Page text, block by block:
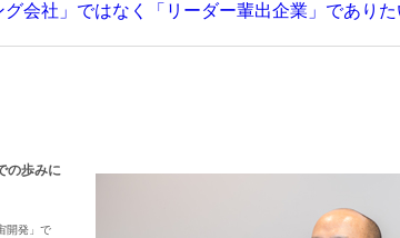
グ会社」ではなく「リーダー輩出企業」でありた
の歩みに
開発」で